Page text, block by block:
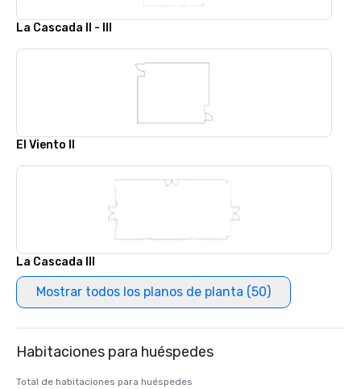
La Cascada II - III
El Viento II
La Cascada III
Mostrar todos los planos de planta (50)
Habitaciones para huéspedes
Total de habitaciones para huéspedes